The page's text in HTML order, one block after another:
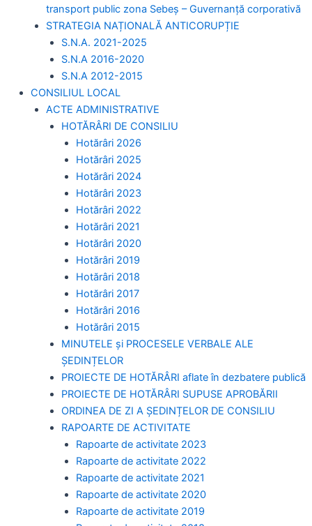
transport public zona Sebeș – Guvernanță corporativă
STRATEGIA NAȚIONALĂ ANTICORUPȚIE
S.N.A. 2021-2025
S.N.A 2016-2020
S.N.A 2012-2015
CONSILIUL LOCAL
ACTE ADMINISTRATIVE
HOTĂRÂRI DE CONSILIU
Hotărâri 2026
Hotărâri 2025
Hotărâri 2024
Hotărâri 2023
Hotărâri 2022
Hotărâri 2021
Hotărâri 2020
Hotărâri 2019
Hotărâri 2018
Hotărâri 2017
Hotărâri 2016
Hotărâri 2015
MINUTELE și PROCESELE VERBALE ALE
ȘEDINȚELOR
PROIECTE DE HOTĂRÂRI aflate în dezbatere publică
PROIECTE DE HOTĂRÂRI SUPUSE APROBĂRII
ORDINEA DE ZI A ȘEDINȚELOR DE CONSILIU
RAPOARTE DE ACTIVITATE
Rapoarte de activitate 2023
Rapoarte de activitate 2022
Rapoarte de activitate 2021
Rapoarte de activitate 2020
Rapoarte de activitate 2019